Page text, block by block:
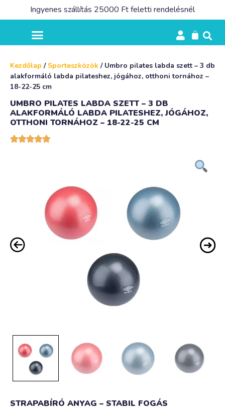
Ingyenes szállítás 25000 Ft feletti rendelésnél
Kezdőlap / Sporteszközök / Umbro pilates labda szett – 3 db
alakformáló labda pilateshez, jógához, otthoni tornához –
18-22-25 cm
UMBRO PILATES LABDA SZETT – 3 DB
ALAKFORMÁLÓ LABDA PILATESHEZ, JÓGÁHOZ,
OTTHONI TORNÁHOZ – 18-22-25 CM

STRAPABÍRÓ ANYAG – STABIL FOGÁS